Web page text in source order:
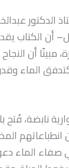
الدكتور
أن الكتاب
مبينًا أن
الماء
نابضة، فُتح
انطباعاتهم
صفاء الماء